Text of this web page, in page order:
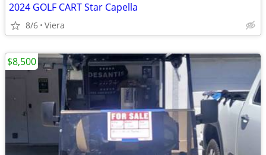
2024 GOLF CART Star Capella
8/6 Viera
$8,500